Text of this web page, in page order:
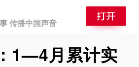
传播中国声音
1—4月累计实